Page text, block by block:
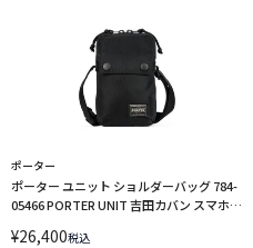
ポーター
ポーター ユニット ショルダーバッグ 784-
05466 PORTER UNIT 吉田カバン スマホシ
¥26,400税込